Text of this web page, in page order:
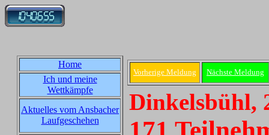
Home
Ich und meine
Wettkämpfe
Aktuelles vom Ansbacher
Laufgeschehen
Vorherige Meldung Nächste Meldung
Dinkelsbühl,